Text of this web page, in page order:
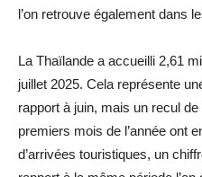
l’on retrouve également dans
La Thaïlande a accueilli 2,61
juillet 2025. Cela représente
rapport à juin, mais un recul
premiers mois de l’année ont
d’arrivées touristiques, un